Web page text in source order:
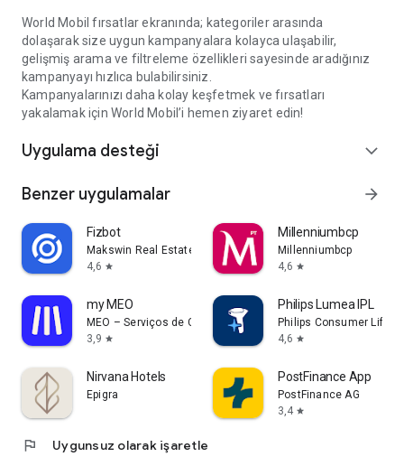
World Mobil fırsatlar ekranında; kategoriler arasında
dolaşarak size uygun kampanyalara kolayca ulaşabilir,
gelişmiş arama ve filtreleme özellikleri sayesinde aradığınız
kampanyayı hızlıca bulabilirsiniz.
Kampanyalarınızı daha kolay keşfetmek ve fırsatları
yakalamak için World Mobil’i hemen ziyaret edin!
Uygulama desteği expand_more
Benzer uygulamalar arrow_forward
Fizbot
Makswin Real Estate Technologies
4,6 star
Millenniumbcp
Millenniumbcp
4,6 star
my MEO
MEO – Serviços de Comunicações e Multimédia, S.A.
3,9 star
Philips Lumea IPL
Philips Consumer
4,6 star
Nirvana Hotels
Epigra
PostFinance App
PostFinance AG
3,4 star
flag Uygunsuz olarak işaretle